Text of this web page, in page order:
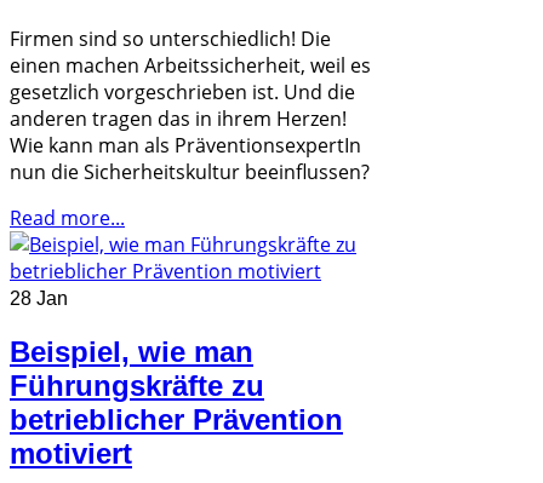
Firmen sind so unterschiedlich! Die
einen machen Arbeitssicherheit, weil es
gesetzlich vorgeschrieben ist. Und die
anderen tragen das in ihrem Herzen!
Wie kann man als PräventionsexpertIn
nun die Sicherheitskultur beeinflussen?
Read more...
28 Jan
Beispiel, wie man
Führungskräfte zu
betrieblicher Prävention
motiviert